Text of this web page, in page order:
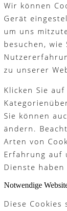
Wir können
Gerät
um uns
besuchen,
zu unserer
Klicken Sie
Sie können
ändern.
Arten von
Erfahrung auf
Dienste
Notwendige
Diese